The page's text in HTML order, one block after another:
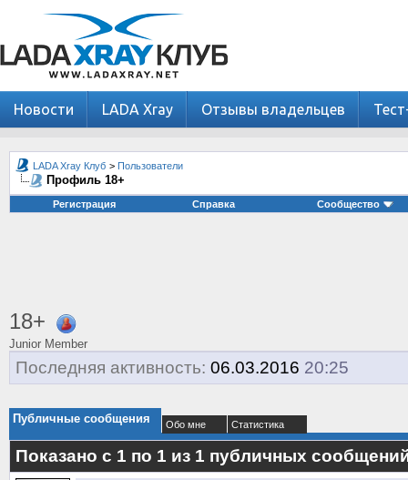
Новости LADA Xray Отзывы владельцев
LADA Xray Клуб > Пользователи
Профиль 18+
Регистрация Справка Сообщество
18+
Junior Member
Последняя активность: 06.03.2016 20:25
Публичные сообщения Обо мне Статистика
Показано с 1 по 1 из 1 публичных